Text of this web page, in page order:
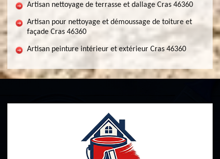
Artisan nettoyage de terrasse et dallage Cras 46360
Artisan pour nettoyage et démoussage de toiture et
façade Cras 46360
Artisan peinture intérieur et extérieur Cras 46360